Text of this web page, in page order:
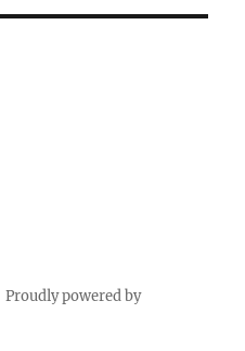
Proudly powered by